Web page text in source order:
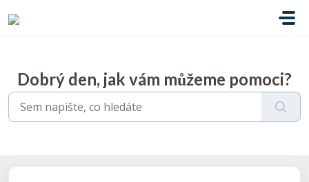
Dobrý den, jak vám můžeme pomoci?